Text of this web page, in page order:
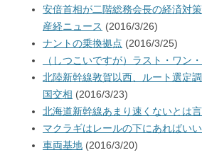
安倍首相が二階総務会長の経済対
産経ニュース (2016/3/26)
ナントの乗換拠点 (2016/3/25)
（しつこいですが）ラスト・ワン
北陸新幹線敦賀以西、ルート選定
国交相 (2016/3/23)
北海道新幹線あまり速くないとは
マクラギはレールの下にあればい
車両基地 (2016/3/20)